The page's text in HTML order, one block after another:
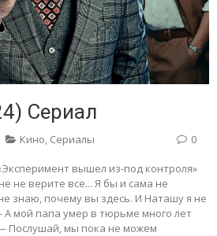
Сериал
Кино, Сериалы 0
вышел из-под контроля»
не верите все... Я бы и сама не
знаю, почему вы здесь. И Наташу я не
мой папа умер в тюрьме много лет
Послушай, мы пока не можем